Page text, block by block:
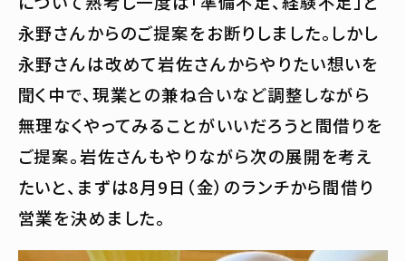
永野さんからのご提案をお断りしました。しかし
永野さんは改めて岩佐さんからやりたい想いを
聞く中で、現業との兼ね合いなど調整しながら
無理なくやってみることがいいだろうと間借りを
ご提案。岩佐さんもやりながら次の展開を考え
たいと、まずは8月9日（金）のランチから間借り
営業を決めました。